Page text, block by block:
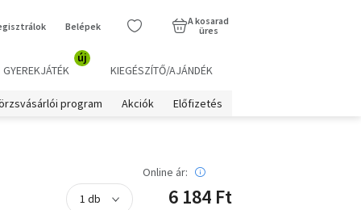
Belépek
A kosarad
üres
GYEREKJÁTÉK
új
KIEGÉSZÍTŐ/AJÁNDÉK
program Akciók Előfizetés
Online ár:
6 184 Ft